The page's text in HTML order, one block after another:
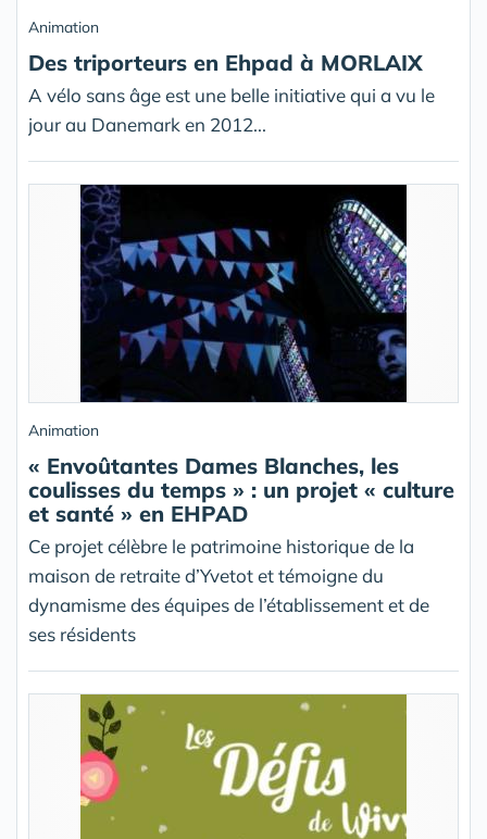
Animation
Des triporteurs en Ehpad à MORLAIX
A vélo sans âge est une belle initiative qui a vu le
jour au Danemark en 2012...
Animation
« Envoûtantes Dames Blanches, les
coulisses du temps » : un projet « culture
et santé » en EHPAD
Ce projet célèbre le patrimoine historique de la
maison de retraite d’Yvetot et témoigne du
dynamisme des équipes de l’établissement et de
ses résidents